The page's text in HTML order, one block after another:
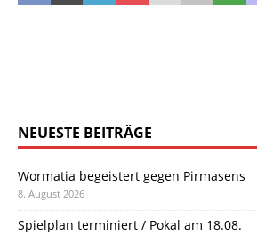
NEUESTE BEITRÄGE
Wormatia begeistert gegen Pirmasens
8. August 2026
Spielplan terminiert / Pokal am 18.08.